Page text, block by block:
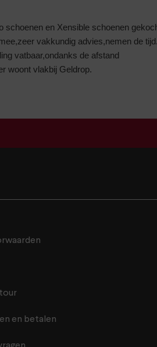
schoenen en Xensible schoenen
vakkundig advies,nemen de tijd.
vatbaar,ondanks de afstand
woont vlakbij Geldrop.
en betalen